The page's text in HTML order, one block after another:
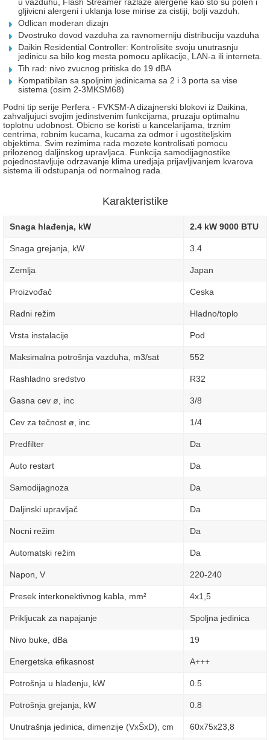
u vazduhu, Flash Streamer razlaze alergene kao sto su polen i
gljivicni alergeni i uklanja lose mirise za cistiji, bolji vazduh.
Odlican moderan dizajn
Dvostruko dovod vazduha za ravnomerniju distribuciju vazduha
Daikin Residential Controller: Kontrolisite svoju unutrasnju
jedinicu sa bilo kog mesta pomocu aplikacije, LAN-a ili interneta.
Tih rad: nivo zvucnog pritiska do 19 dBA
Kompatibilan sa spoljnim jedinicama sa 2 i 3 porta sa vise
sistema (osim 2-3MKSM68)
Podni tip serije Perfera - FVKSM-A dizajnerski blokovi iz Daikina,
zahvaljujuci svojim jedinstvenim funkcijama, pruzaju optimalnu
toplotnu udobnost. Obicno se koristi u kancelarijama, trznim
centrima, robnim kucama, kucama za odmor i ugostiteljskim
objektima. Svim rezimima rada mozete kontrolisati pomocu
prilozenog daljinskog upravljaca. Funkcija samodijagnostike
pojednostavljuje odrzavanje klima uredjaja prijavljivanjem kvarova
sistema ili odstupanja od normalnog rada.
Karakteristike
Snaga hlađenja, kW 2.4 kW 9000 BTU
Snaga grejanja, kW 3.4
Zemlja Japan
Proizvođač Ceska
Radni režim Hladno/toplo
Vrsta instalacije Pod
Maksimalna potrošnja vazduha, m3/sat 552
Rashladno sredstvo R32
Gasna cev ø, inc 3/8
Cev za tečnost ø, inc 1/4
Predfilter Da
Auto restart Da
Samodijagnoza Da
Daljinski upravljač Da
Nocni režim Da
Automatski režim Da
Napon, V 220-240
Presek interkonektivnog kabla, mm² 4х1,5
Prikljucak za napajanje Spoljna jedinica
Nivo buke, dBa 19
Energetska efikasnost A+++
Potrošnja u hlađenju, kW 0.5
Potrošnja grejanja, kW 0.8
Unutrašnja jedinica, dimenzije (VxŠxD), сm 60х75х23,8